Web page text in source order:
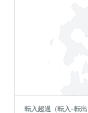
転入超過（転入−転出